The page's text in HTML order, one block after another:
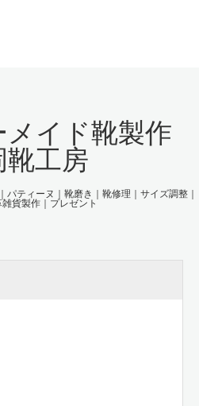
メイド靴製作
靴工房
ティーヌ｜靴磨き｜靴修理｜サイズ調整｜
貨製作｜プレゼント